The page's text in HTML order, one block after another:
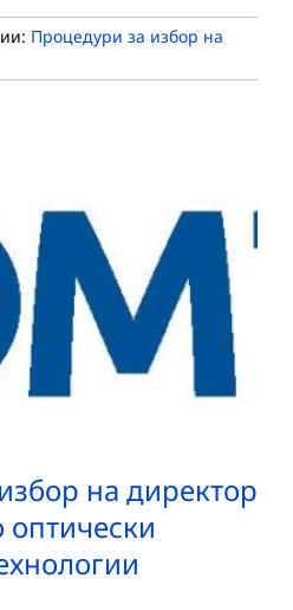
Процедури за избор на
на директор
оптически